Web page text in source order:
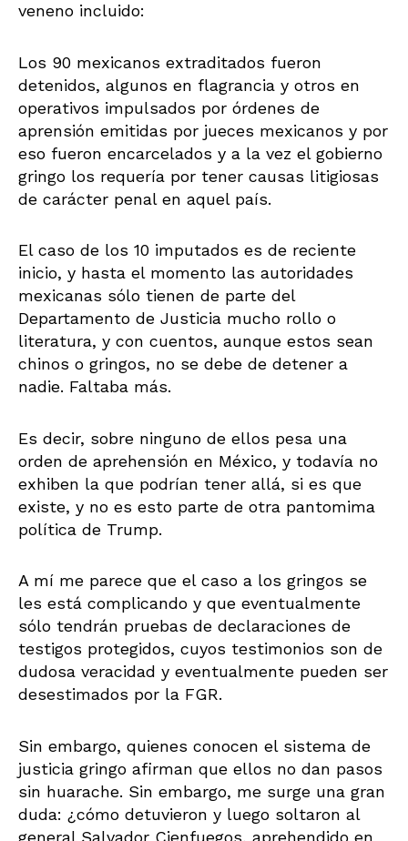
veneno incluido:
Los 90 mexicanos extraditados fueron
detenidos, algunos en flagrancia y otros en
operativos impulsados por órdenes de
aprensión emitidas por jueces mexicanos y por
eso fueron encarcelados y a la vez el gobierno
gringo los requería por tener causas litigiosas
de carácter penal en aquel país.
El caso de los 10 imputados es de reciente
inicio, y hasta el momento las autoridades
mexicanas sólo tienen de parte del
Departamento de Justicia mucho rollo o
literatura, y con cuentos, aunque estos sean
chinos o gringos, no se debe de detener a
nadie. Faltaba más.
Es decir, sobre ninguno de ellos pesa una
orden de aprehensión en México, y todavía no
exhiben la que podrían tener allá, si es que
existe, y no es esto parte de otra pantomima
política de Trump.
A mí me parece que el caso a los gringos se
les está complicando y que eventualmente
sólo tendrán pruebas de declaraciones de
testigos protegidos, cuyos testimonios son de
dudosa veracidad y eventualmente pueden ser
desestimados por la FGR.
Sin embargo, quienes conocen el sistema de
justicia gringo afirman que ellos no dan pasos
sin huarache. Sin embargo, me surge una gran
duda: ¿cómo detuvieron y luego soltaron al
general Salvador Cienfuegos, aprehendido en